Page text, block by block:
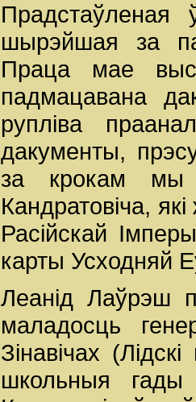
Прадстаўленая
шырэйшая за
Праца мае
падмацавана
руплiва
дакументы,
за крокам мы
Кандратовіча,
Расійскай
карты Усходняй
Леанід Лаўрэш
маладосць
Зінавічах
школьныя